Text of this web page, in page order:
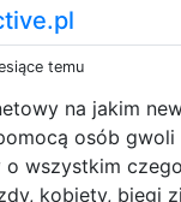
temu
na jakim
osób gwoli
o wszystkim
kobiety, biegi